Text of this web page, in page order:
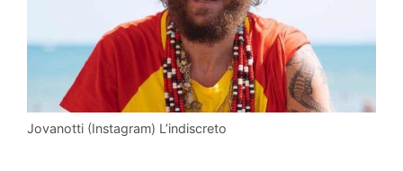
Jovanotti (Instagram) L’indiscreto